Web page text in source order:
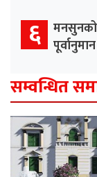
६ मनसुनको
पूर्वानुमान
सम्वन्धित